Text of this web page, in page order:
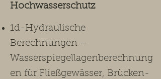
Hochwasserschutz ​
1d-Hydraulische
Berechnungen –
Wasserspiegellagenberechnung
en für Fließgewässer, Brücken-